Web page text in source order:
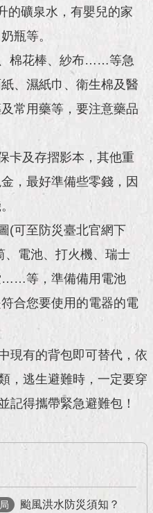
的礦泉水，有嬰兒的家
瓶等。
棉花棒、紗布……等急
、濕紙巾、衛生棉及醫
常用藥等，要注意藥品
卡及存摺影本，其他重
，最好準備些零錢，因
(可至防災臺北官網下
、電池、打火機、瑞士
……等，準備備用電池
合您要使用的電器的電
現有的背包即可替代，依
，逃生避難時，一定要穿
記得攜帶緊急避難包！
颱風洪水防災須知？